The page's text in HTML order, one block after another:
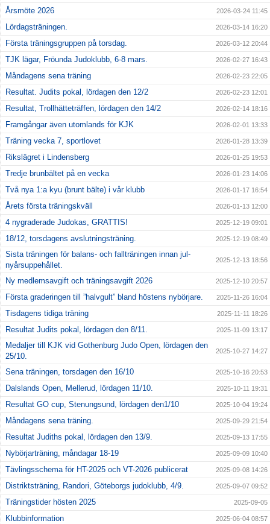
Årsmöte 2026 2026-03-24 11:45
Lördagsträningen. 2026-03-14 16:20
Första träningsgruppen på torsdag. 2026-03-12 20:44
TJK lägar, Fröunda Judoklubb, 6-8 mars. 2026-02-27 16:43
Måndagens sena träning 2026-02-23 22:05
Resultat. Judits pokal, lördagen den 12/2 2026-02-23 12:01
Resultat, Trollhätteträffen, lördagen den 14/2 2026-02-14 18:16
Framgångar även utomlands för KJK 2026-02-01 13:33
Träning vecka 7, sportlovet 2026-01-28 13:39
Rikslägret i Lindensberg 2026-01-25 19:53
Tredje brunbältet på en vecka 2026-01-23 14:06
Två nya 1:a kyu (brunt bälte) i vår klubb 2026-01-17 16:54
Årets första träningskväll 2026-01-13 12:00
4 nygraderade Judokas, GRATTIS! 2025-12-19 09:01
18/12, torsdagens avslutningsträning. 2025-12-19 08:49
Sista träningen för balans- och fallträningen innan jul-
nyårsuppehållet.
2025-12-13 18:56
Ny medlemsavgift och träningsavgift 2026 2025-12-10 20:57
Första graderingen till ”halvgult” bland höstens nybörjare. 2025-11-26 16:04
Tisdagens tidiga träning 2025-11-11 18:26
Resultat Judits pokal, lördagen den 8/11. 2025-11-09 13:17
Medaljer till KJK vid Gothenburg Judo Open, lördagen den
25/10.
2025-10-27 14:27
Sena träningen, torsdagen den 16/10 2025-10-16 20:53
Dalslands Open, Mellerud, lördagen 11/10. 2025-10-11 19:31
Resultat GO cup, Stenungsund, lördagen den1/10 2025-10-04 19:24
Måndagens sena träning. 2025-09-29 21:54
Resultat Judiths pokal, lördagen den 13/9. 2025-09-13 17:55
Nybörjarträning, måndagar 18-19 2025-09-09 10:40
Tävlingsschema för HT-2025 och VT-2026 publicerat 2025-09-08 14:26
Distriktsträning, Randori, Göteborgs judoklubb, 4/9. 2025-09-07 09:52
Träningstider hösten 2025 2025-09-05
Klubbinformation 2025-06-04 08:57